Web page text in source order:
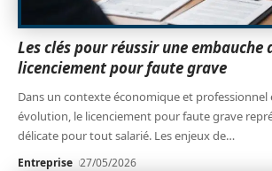
Les clés pour réussir une embauche
licenciement pour faute grave
Dans un contexte économique et professionnel
évolution, le licenciement pour faute grave
délicate pour tout salarié. Les enjeux de…
Entreprise 27/05/2026